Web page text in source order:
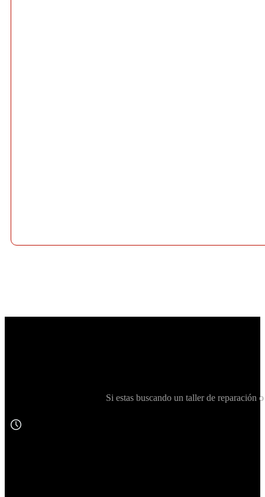
Si estas buscando un taller de reparación